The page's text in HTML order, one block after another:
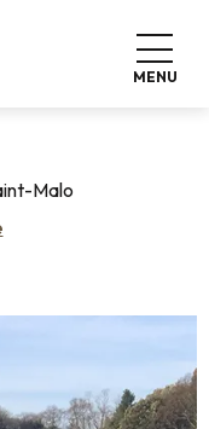
MENU
Malo